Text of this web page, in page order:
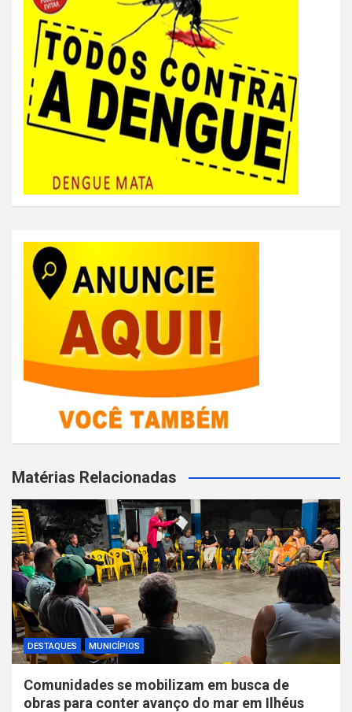
Matérias Relacionadas
DESTAQUES MUNICÍPIOS
Comunidades se mobilizam em busca de
obras para conter avanço do mar em Ilhéus